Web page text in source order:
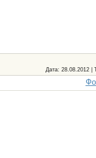
Дата: 28.08.2012 |